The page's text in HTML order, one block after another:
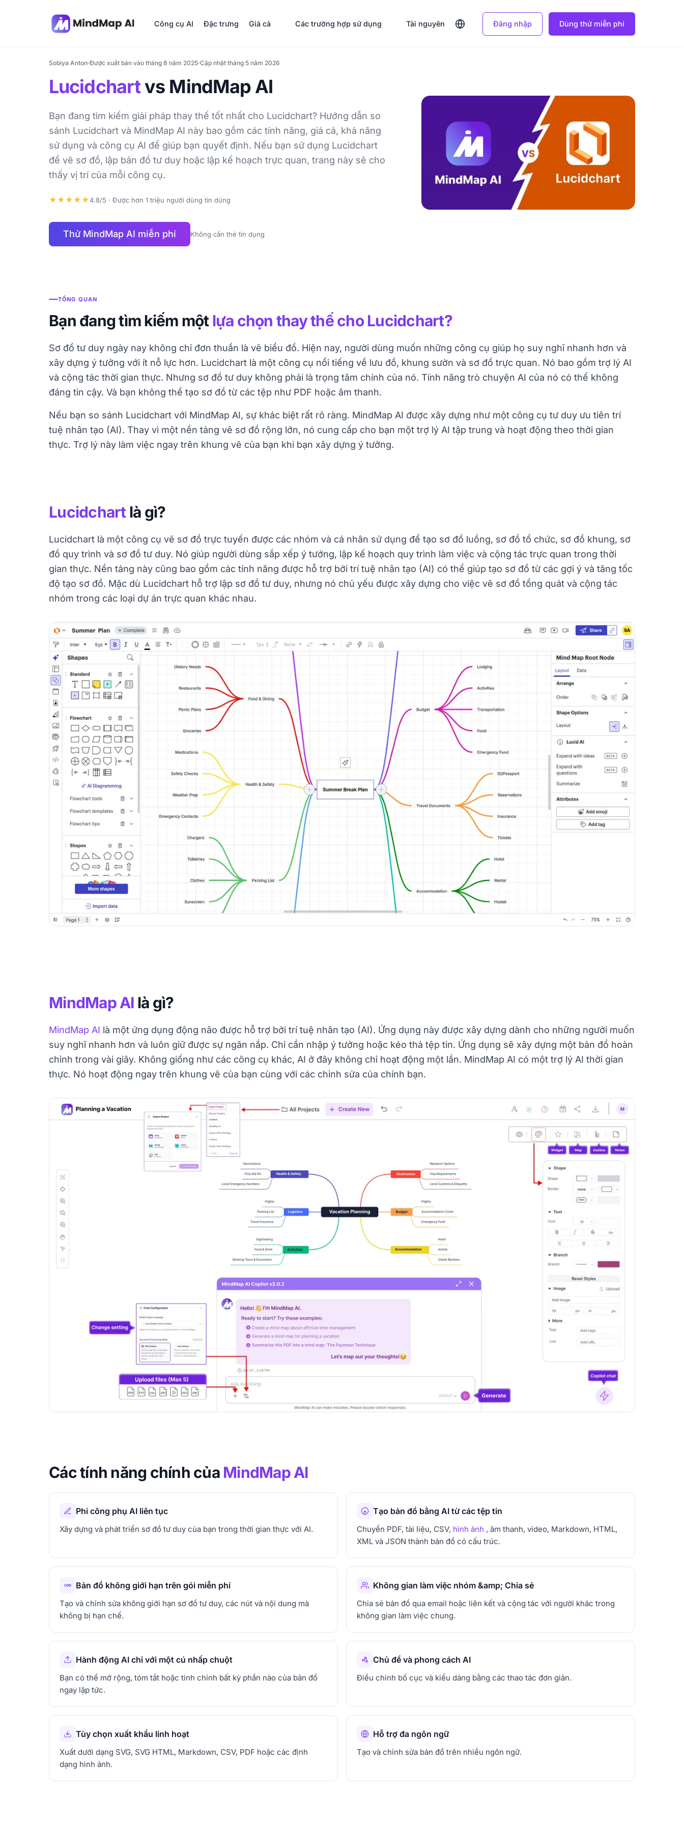
Công cụ AI Đặc trưng Giá cả Các trường hợp sử dụng Tài nguyên Đăng nhập Dùng thử miễn phí
Sobiya Anton Được xuất bản vào tháng 8 năm 2025 Cập nhật tháng 5 năm 2026
Lucidchartvs MindMap AI
Bạn đang tìm kiếm giải pháp thay thế tốt nhất cho Lucidchart? Hướng dẫn so
sánh Lucidchart và MindMap AI này bao gồm các tính năng, giá cả, khả năng
sử dụng và công cụ AI để giúp bạn quyết định. Nếu bạn sử dụng Lucidchart
để vẽ sơ đồ, lập bản đồ tư duy hoặc lập kế hoạch trực quan, trang này sẽ cho
thấy vị trí của mỗi công cụ.
★★★★★4.8/5 · Được hơn 1 triệu người dùng tin dùng
Thử MindMap AI miễn phí Không cần thẻ tín dụng
TỔNG QUAN
Bạn đang tìm kiếm mộtlựa chọn thay thế cho Lucidchart?
Sơ đồ tư duy ngày nay không chỉ đơn thuần là vẽ biểu đồ. Hiện nay, người dùng muốn những công cụ giúp họ suy nghĩ nhanh hơn và
xây dựng ý tưởng với ít nỗ lực hơn. Lucidchart là một công cụ nổi tiếng về lưu đồ, khung sườn và sơ đồ trực quan. Nó bao gồm trợ lý AI
và cộng tác thời gian thực. Nhưng sơ đồ tư duy không phải là trọng tâm chính của nó. Tính năng trò chuyện AI của nó có thể không
đáng tin cậy. Và bạn không thể tạo sơ đồ từ các tệp như PDF hoặc âm thanh.
Nếu bạn so sánh Lucidchart với MindMap AI, sự khác biệt rất rõ ràng. MindMap AI được xây dựng như một công cụ tư duy ưu tiên trí
tuệ nhân tạo (AI). Thay vì một nền tảng vẽ sơ đồ rộng lớn, nó cung cấp cho bạn một trợ lý AI tập trung và hoạt động theo thời gian
thực. Trợ lý này làm việc ngay trên khung vẽ của bạn khi bạn xây dựng ý tưởng.
Lucidchartlà gì?
Lucidchart là một công cụ vẽ sơ đồ trực tuyến được các nhóm và cá nhân sử dụng để tạo sơ đồ luồng, sơ đồ tổ chức, sơ đồ khung, sơ
đồ quy trình và sơ đồ tư duy. Nó giúp người dùng sắp xếp ý tưởng, lập kế hoạch quy trình làm việc và cộng tác trực quan trong thời
gian thực. Nền tảng này cũng bao gồm các tính năng được hỗ trợ bởi trí tuệ nhân tạo (AI) có thể giúp tạo sơ đồ từ các gợi ý và tăng tốc
độ tạo sơ đồ. Mặc dù Lucidchart hỗ trợ lập sơ đồ tư duy, nhưng nó chủ yếu được xây dựng cho việc vẽ sơ đồ tổng quát và cộng tác
nhóm trong các loại dự án trực quan khác nhau.
MindMap AI là gì?
MindMap AI là một ứng dụng động não được hỗ trợ bởi trí tuệ nhân tạo (AI). Ứng dụng này được xây dựng dành cho những người muốn
suy nghĩ nhanh hơn và luôn giữ được sự ngăn nắp. Chỉ cần nhập ý tưởng hoặc kéo thả tệp tin. Ứng dụng sẽ xây dựng một bản đồ hoàn
chỉnh trong vài giây. Không giống như các công cụ khác, AI ở đây không chỉ hoạt động một lần. MindMap AI có một trợ lý AI thời gian
thực. Nó hoạt động ngay trên khung vẽ của bạn cùng với các chỉnh sửa của chính bạn.
Các tính năng chính của MindMap AI
Phi công phụ AI liên tục
Xây dựng và phát triển sơ đồ tư duy của bạn trong thời gian thực với AI.
Tạo bản đồ bằng AI từ các tệp tin
Chuyển PDF, tài liệu, CSV, hình ảnh , âm thanh, video, Markdown, HTML,
XML và JSON thành bản đồ có cấu trúc.
Bản đồ không giới hạn trên gói miễn phí
Tạo và chỉnh sửa không giới hạn sơ đồ tư duy, các nút và nội dung mà
không bị hạn chế.
Không gian làm việc nhóm &amp; Chia sẻ
Chia sẻ bản đồ qua email hoặc liên kết và cộng tác với người khác trong
không gian làm việc chung.
Hành động AI chỉ với một cú nhấp chuột
Bạn có thể mở rộng, tóm tắt hoặc tinh chỉnh bất kỳ phần nào của bản đồ
ngay lập tức.
Chủ đề và phong cách AI
Điều chỉnh bố cục và kiểu dáng bằng các thao tác đơn giản.
Tùy chọn xuất khẩu linh hoạt
Xuất dưới dạng SVG, SVG HTML, Markdown, CSV, PDF hoặc các định
dạng hình ảnh.
Hỗ trợ đa ngôn ngữ
Tạo và chỉnh sửa bản đồ trên nhiều ngôn ngữ.